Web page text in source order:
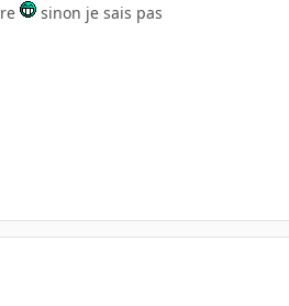
sinon je sais pas